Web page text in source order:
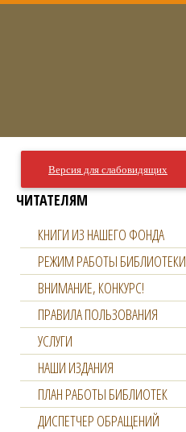
Версия для слабовидящих
ЧИТАТЕЛЯМ
КНИГИ ИЗ НАШЕГО ФОНДА
РЕЖИМ РАБОТЫ БИБЛИОТЕКИ
ВНИМАНИЕ, КОНКУРС!
ПРАВИЛА ПОЛЬЗОВАНИЯ
УСЛУГИ
НАШИ ИЗДАНИЯ
ПЛАН РАБОТЫ БИБЛИОТЕК
ДИСПЕТЧЕР ОБРАЩЕНИЙ